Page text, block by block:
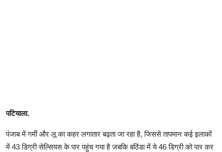
पटियाला.
पंजाब में गर्मी और लू का कहर लगातार बढ़ता जा रहा है, जिससे तापमान कई इलाकों
में 43 डिग्री सेल्सियस के पार पहुंच गया है जबकि बठिंडा में ये 46 डिग्री को पार कर